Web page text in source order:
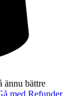
ännu bättre
med Refunder